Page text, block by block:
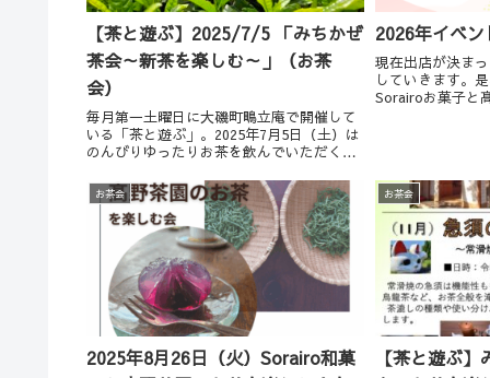
【茶と遊ぶ】2025/7/5 「みちかぜ
茶会～新茶を楽しむ～」（お茶
会）
毎月第一土曜日に大磯町鴫立庵で開催して
いる「茶と遊ぶ」。2025年7月5日（土）は
のんびりゆったりお茶を飲んでいただく
ドもありません。お気軽にお立ち寄りくだ
さい。
2026年イベ
現在出店が決ま
していきます。
Sorairoお菓子と
お茶会
2025年8月26日（火）Sorairo和菓
お茶会
【茶と遊ぶ